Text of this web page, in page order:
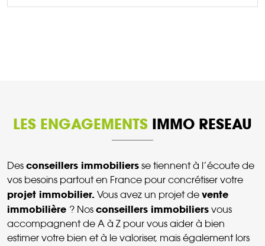
LES ENGAGEMENTS IMMO RESEAU
Des conseillers immobiliers se tiennent à l’écoute de
vos besoins partout en France pour concrétiser votre
projet immobilier. Vous avez un projet de vente
immobilière ? Nos conseillers immobiliers vous
accompagnent de A à Z pour vous aider à bien
estimer votre bien et à le valoriser, mais également lors